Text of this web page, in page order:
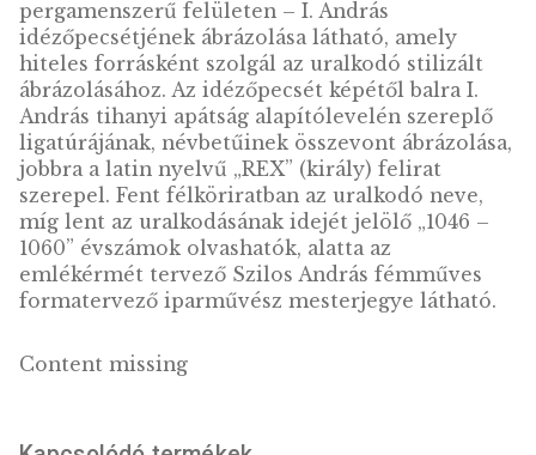
királyok Árpád dinasztiájából” című sorozat
második elemeként jelenik meg, mely
legjelentősebb Árpád-házi királyokat
bemutatni. A sorozat a történeti hűség
megsértése nélkül tíz uralkodóra fókuszál,
előzetes tervek szerint két évente bővül
új taggal.
Előlap: Az emlékérme előlapján az uralkodó
által veretett ún. második típusú ezüst
előlapjának ábrázolása látható, a tihanyi
alapítólevelét megidéző pergamenszerű
felületen. A poncolásos technikával készült
megnevezi a kibocsátót, és a kereszt